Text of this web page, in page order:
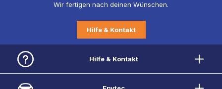
Wir fertigen nach deinen Wünschen.
Hilfe & Kontakt
Hilfe & Kontakt